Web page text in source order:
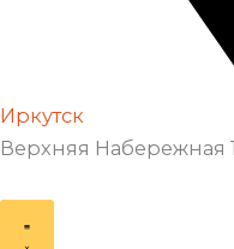
Иркутск
Верхняя Набережная